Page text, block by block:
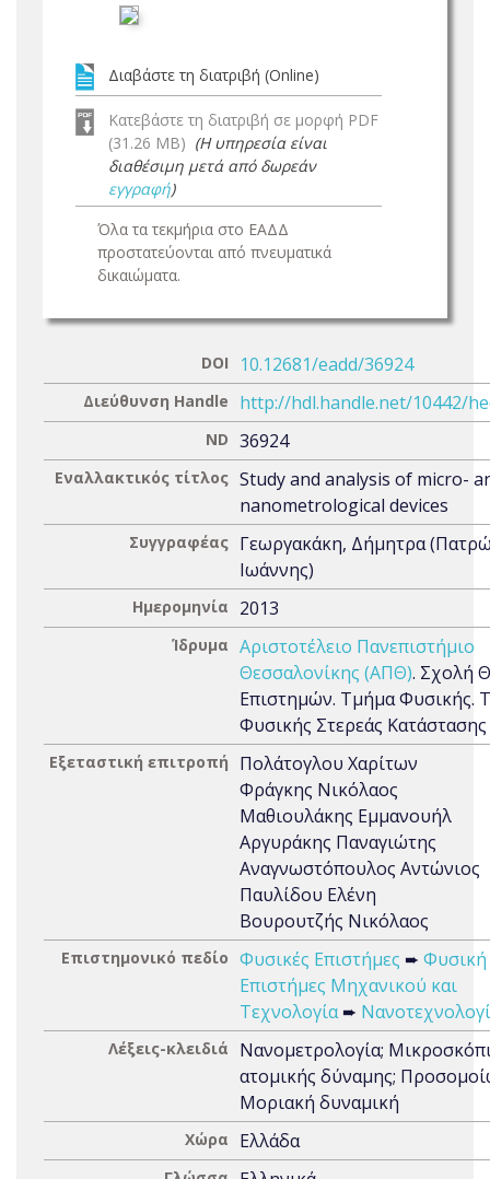
Διαβάστε τη διατριβή (Online)
Κατεβάστε τη διατριβή σε μορφή PDF
(31.26 MB) (Η υπηρεσία είναι
διαθέσιμη μετά από δωρεάν
εγγραφή)
Όλα τα τεκμήρια στο ΕΑΔΔ
προστατεύονται από πνευματικά
δικαιώματα.
DOI 10.12681/eadd/36924
Διεύθυνση Handle http://hdl.handle.net/10442/
ND 36924
Εναλλακτικός τίτλος Study and analysis of micro-
nanometrological devices
Συγγραφέας Γεωργακάκη, Δήμητρα
Ιωάννης)
Ημερομηνία 2013
Ίδρυμα Αριστοτέλειο Πανεπιστήμιο
Θεσσαλονίκης (ΑΠΘ). Σχολή
Επιστημών. Τμήμα Φυσικής.
Φυσικής Στερεάς Κατάστασης
Εξεταστική επιτροπή
Πολάτογλου Χαρίτων
Φράγκης Νικόλαος
Μαθιουλάκης Εμμανουήλ
Αργυράκης Παναγιώτης
Αναγνωστόπουλος Αντώνιος
Παυλίδου Ελένη
Βουρουτζής Νικόλαος
Επιστημονικό πεδίο Φυσικές Επιστήμες ➨ Φυσική
Επιστήμες Μηχανικού και
Τεχνολογία➨
Λέξεις-κλειδιά
Νανομετρολογία;
ατομικής δύναμης;
Μοριακή δυναμική
Χώρα Ελλάδα